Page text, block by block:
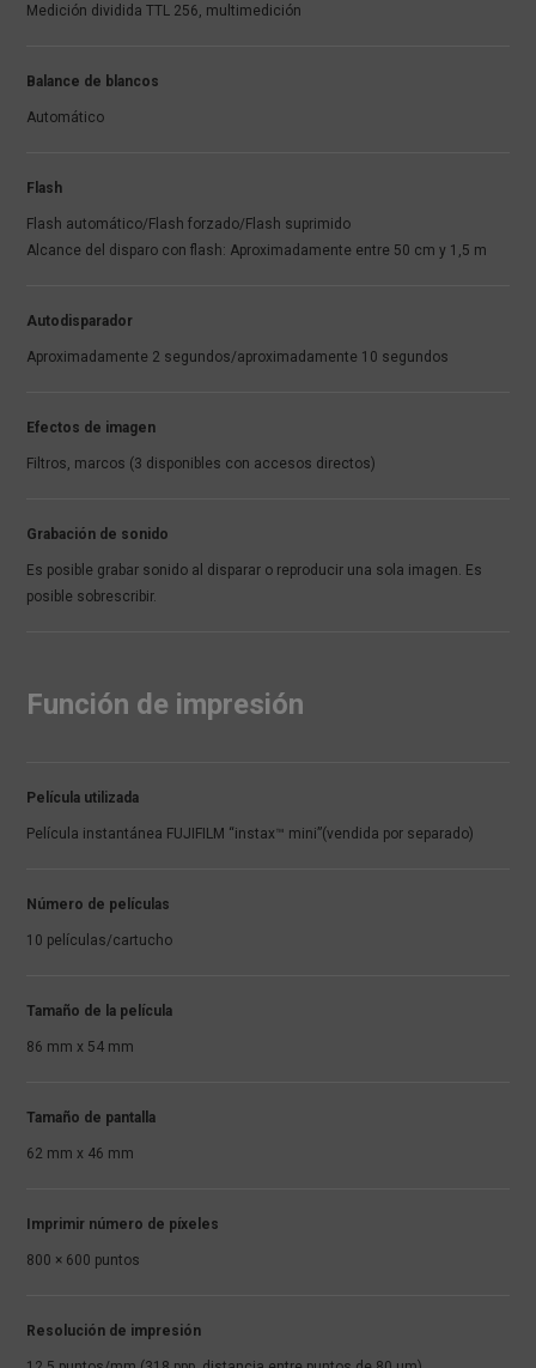
Medición dividida TTL 256, multimedición
Balance de blancos
Automático
Flash
Flash automático/Flash forzado/Flash suprimido
Alcance del disparo con flash: Aproximadamente entre 50 cm y 1,5 m
Autodisparador
Aproximadamente 2 segundos/aproximadamente 10 segundos
Efectos de imagen
Filtros, marcos (3 disponibles con accesos directos)
Grabación de sonido
Es posible grabar sonido al disparar o reproducir una sola imagen. Es
posible sobrescribir.
Función de impresión
Película utilizada
Película instantánea FUJIFILM “instax™ mini”(vendida por separado)
Número de películas
10 películas/cartucho
Tamaño de la película
86 mm x 54 mm
Tamaño de pantalla
62 mm x 46 mm
Imprimir número de píxeles
800 × 600 puntos
Resolución de impresión